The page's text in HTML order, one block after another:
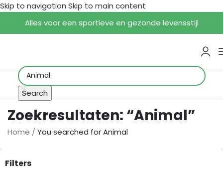
Skip to navigation Skip to main content
Alles voor een sportieve en gezonde levensstijl
Search
Zoekresultaten: “Animal”
Home / You searched for Animal
Filters